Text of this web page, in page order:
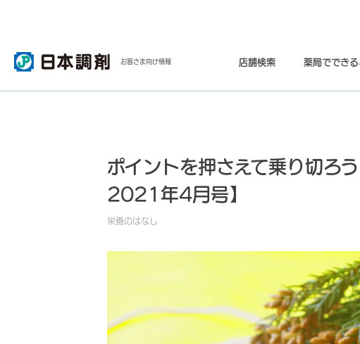
お客さま向け情報 店舗検索 薬局でできる
ポイントを押さえて乗り切ろ
2021年4月号】
栄養のはなし